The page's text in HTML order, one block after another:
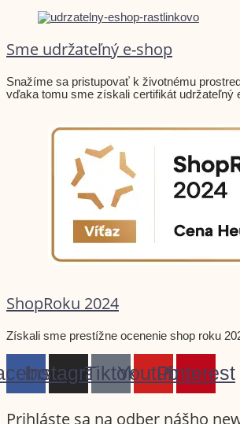
Sme udržateľný e-shop
Snažíme sa pristupovať k životnému
vďaka tomu sme získali certifikát udržateľný
ShopRoku 2024
Získali sme prestížne ocenenie shop roku
InstagramTiktokYoutubePinterest
Prihláste sa na odber nášho